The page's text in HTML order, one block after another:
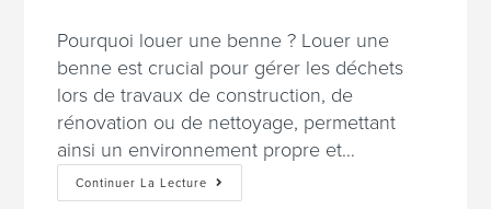
Pourquoi louer une benne ? Louer une
benne est crucial pour gérer les déchets
lors de travaux de construction, de
rénovation ou de nettoyage, permettant
ainsi un environnement propre et…
Continuer La Lecture